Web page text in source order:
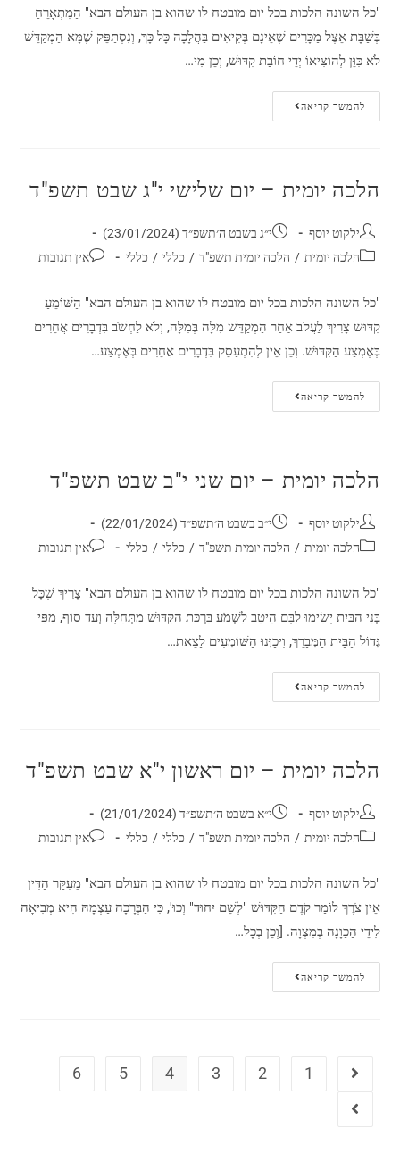
"כל השונה הלכות בכל יום מובטח לו שהוא בן העולם הבא" הַמִּתְאָרֵחַ
בְּשַׁבָּת אֵצֶל מַכָּרִים שֶׁאֵינָם בְּקִיאִים בַּהֲלָכָה כָּל כָּךְ, וְנִסְתַּפֵּק שֶׁמָּא הַמְקַדֵּשׁ
לֹא כִּוֵּן לְהוֹצִיאוֹ יְדֵי חוֹבַת קִדּוּשׁ, וְכֵן מִי…
להמשך קריאה
הלכה יומית – יום שלישי י"ג שבט תשפ"ד
ילקוט יוסף
י״ג בשבט ה׳תשפ״ד (23/01/2024)
הלכה יומית / הלכה יומית תשפ"ד / כללי / כללי אין תגובות
"כל השונה הלכות בכל יום מובטח לו שהוא בן העולם הבא" הַשּׁוֹמֵעַ
קִדּוּשׁ צָרִיךְ לַעֲקֹב אַחַר הַמְקַדֵּשׁ מִלָּה בְּמִלָּה, וְלֹא לַחְשֹׁב בִּדְבָרִים אֲחֵרִים
בְּאֶמְצַע הַקִּדּוּשׁ. וְכֵן אֵין לְהִתְעַסֵּק בִּדְבָרִים אֲחֵרִים בְּאֶמְצַע…
להמשך קריאה
הלכה יומית – יום שני י"ב שבט תשפ"ד
ילקוט יוסף
י״ב בשבט ה׳תשפ״ד (22/01/2024)
הלכה יומית / הלכה יומית תשפ"ד / כללי / כללי אין תגובות
"כל השונה הלכות בכל יום מובטח לו שהוא בן העולם הבא" צָרִיךְ שֶׁכָּל
בְּנֵי הַבַּיִת יָשִׂימוּ לִבָּם הֵיטֵב לִשְׁמֹעַ בִּרְכַּת הַקִּדּוּשׁ מִתְּחִלָּה וְעַד סוֹף, מִפִּי
גְּדוֹל הַבַּיִת הַמְּבָרֵךְ, וִיכַוְּנוּ הַשּׁוֹמְעִים לָצֵאת…
להמשך קריאה
הלכה יומית – יום ראשון י"א שבט תשפ"ד
ילקוט יוסף
י״א בשבט ה׳תשפ״ד (21/01/2024)
הלכה יומית / הלכה יומית תשפ"ד / כללי / כללי אין תגובות
"כל השונה הלכות בכל יום מובטח לו שהוא בן העולם הבא" מֵעִקַּר הַדִּין
אֵין צֹרֶךְ לוֹמַר קֹדֶם הַקִּדּוּשׁ "לְשֵׁם יִחוּד" וְכוּ', כִּי הַבְּרָכָה עַצְמָהּ הִיא מְבִיאָה
לִידֵי הַכַּוָּנָה בְּמִצְוָה. [וְכֵן בְּכָל…
להמשך קריאה
1
2
3
4
5
6